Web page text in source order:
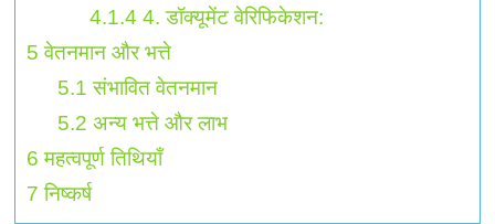
4.1.4 4. डॉक्यूमेंट वेरिफिकेशन:
5 वेतनमान और भत्ते
5.1 संभावित वेतनमान
5.2 अन्य भत्ते और लाभ
6 महत्वपूर्ण तिथियाँ
7 निष्कर्ष